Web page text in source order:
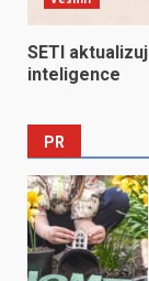
SETI
inteligence
PR